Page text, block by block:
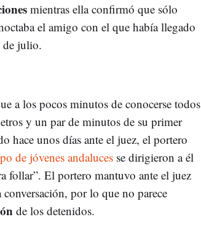
mientras ella confirmó que sólo
el amigo con el que había llegado
de julio.
a los pocos minutos de conocerse todos
y un par de minutos de su primer
hace unos días ante el juez, el portero
de jóvenes andalucesse dirigieron a él
follar”. El portero mantuvo ante el juez
por lo que no parece
de los detenidos.